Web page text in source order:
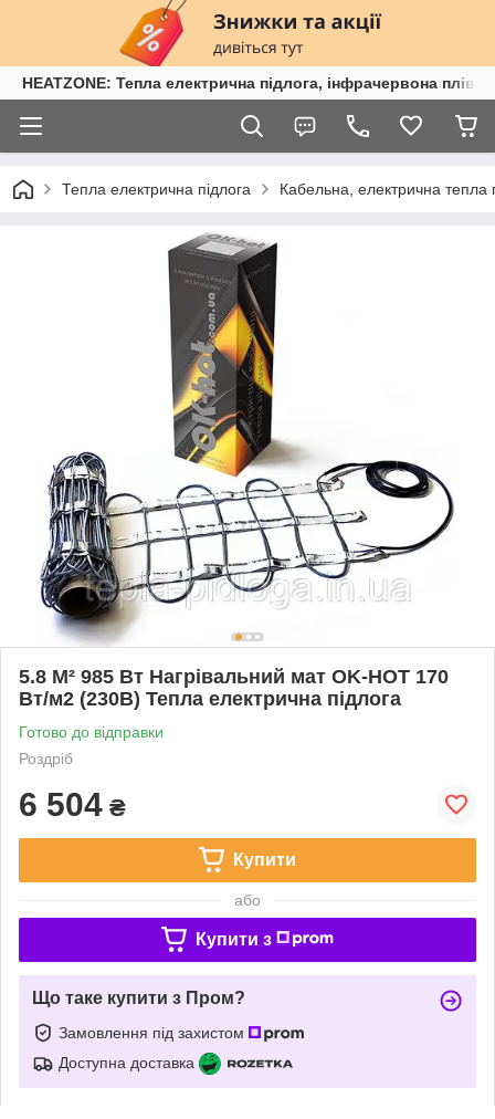
HEATZONE: Тепла електрична підлога, інфрачервона
Тепла електрична підлога Кабельна, електрична
5.8 М² 985 Вт Нагрівальний мат OK-HOT 170
Вт/м2 (230В) Тепла електрична підлога
Готово до відправки
Роздріб
6 504 ₴
Купити
або
Купити з
Що таке купити з Пром?
Замовлення під захистом
Доступна доставка